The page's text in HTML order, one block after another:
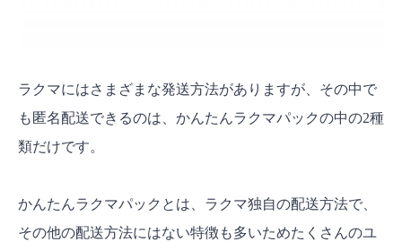
どこから発送できる？
届くまでの日数は？
取引中に匿名配送に変更できる？
送り状に個人情報が書かれているのでは？
ラクマにはさまざまな発送方法がありますが、その中で
も匿名配送できるのは、かんたんラクマパックの中の2種
類だけです。
かんたんラクマパックとは、ラクマ独自の配送方法で、
その他の配送方法にはない特徴も多いためたくさんのユ